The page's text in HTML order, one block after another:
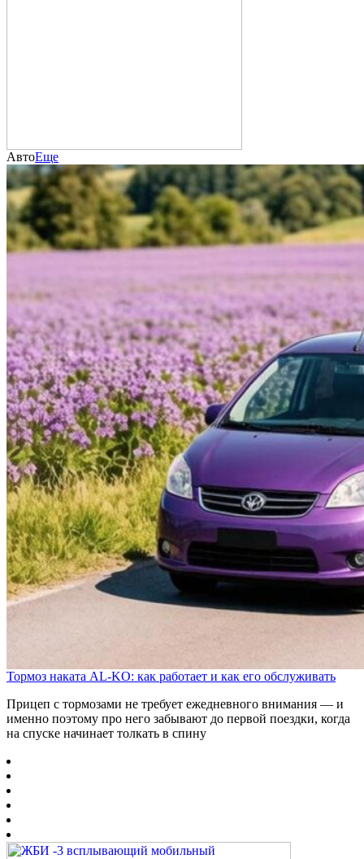
АвтоЕще
Тормоз наката AL-KO: как работает и как его обслуживать
Прицеп с тормозами не требует ежедневного внимания — и
именно поэтому про него забывают до первой поездки, когда
на спуске начинает толкать в спину